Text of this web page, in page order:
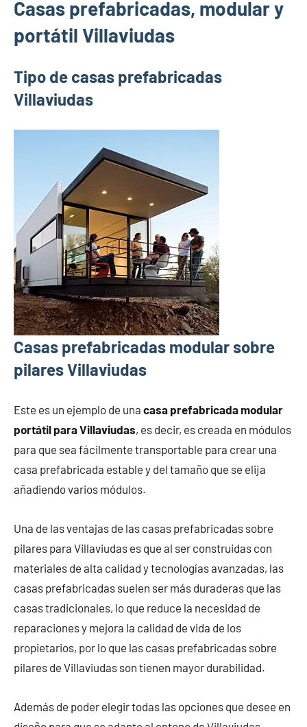
Casas prefabricadas, modular y
portátil Villaviudas
Tipo de casas prefabricadas
Villaviudas
Casas prefabricadas modular sobre
pilares Villaviudas
Este es un ejemplo de una casa prefabricada modular
portátil para Villaviudas, es decir, es creada en módulos
para que sea fácilmente transportable para crear una
casa prefabricada estable y del tamaño que se elija
añadiendo varios módulos.
Una de las ventajas de las casas prefabricadas sobre
pilares para Villaviudas es que al ser construidas con
materiales de alta calidad y tecnologías avanzadas, las
casas prefabricadas suelen ser más duraderas que las
casas tradicionales, lo que reduce la necesidad de
reparaciones y mejora la calidad de vida de los
propietarios, por lo que las casas prefabricadas sobre
pilares de Villaviudas son tienen mayor durabilidad.
Además de poder elegir todas las opciones que desee en